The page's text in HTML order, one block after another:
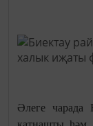
Әлеге чарада